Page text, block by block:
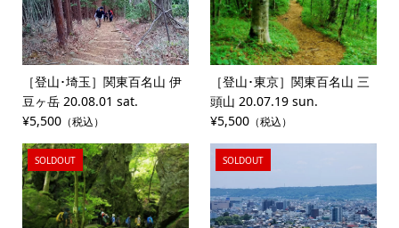
［登山･埼玉］関東百名山 伊
豆ヶ岳 20.08.01 sat.
¥5,500（税込）
［登山･東京］関東百名山 三
頭山 20.07.19 sun.
¥5,500 （税込）
SOLDOUT SOLDOUT